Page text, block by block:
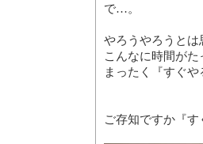
で…。
やろうやろうと
こんなに時間がた
まったく『すぐ
ご存知ですか『す